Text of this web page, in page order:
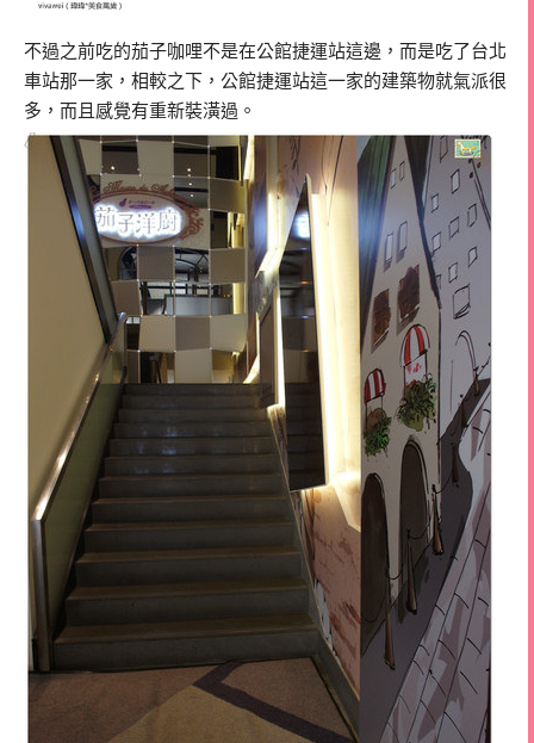
不過之前吃的茄子咖哩不是在公館捷運站這邊，而是吃了台北
車站那一家，相較之下，公館捷運站這一家的建築物就氣派很
多，而且感覺有重新裝潢過。